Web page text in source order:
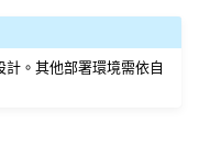
計。其他部署環境需依自